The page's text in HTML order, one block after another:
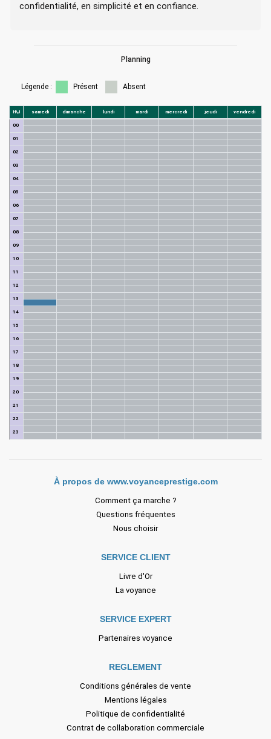
confidentialité, en simplicité et en confiance.
Planning
Légende : Présent Absent
H\J samedi dimanche lundi mardi mercredi jeudi vendredi
00
01
02
03
04
05
06
07
08
09
10
11
12
13
14
15
16
17
18
19
20
21
22
23
À propos de www.voyanceprestige.com
Comment ça marche ?
Questions fréquentes
Nous choisir
SERVICE CLIENT
Livre d'Or
La voyance
SERVICE EXPERT
Partenaires voyance
REGLEMENT
Conditions générales de vente
Mentions légales
Politique de confidentialité
Contrat de collaboration commerciale